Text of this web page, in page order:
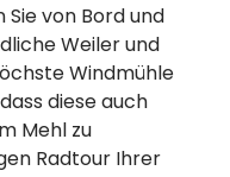
von Bord und
Weiler und
Windmühle
diese auch
Mehl zu
Radtour Ihrer